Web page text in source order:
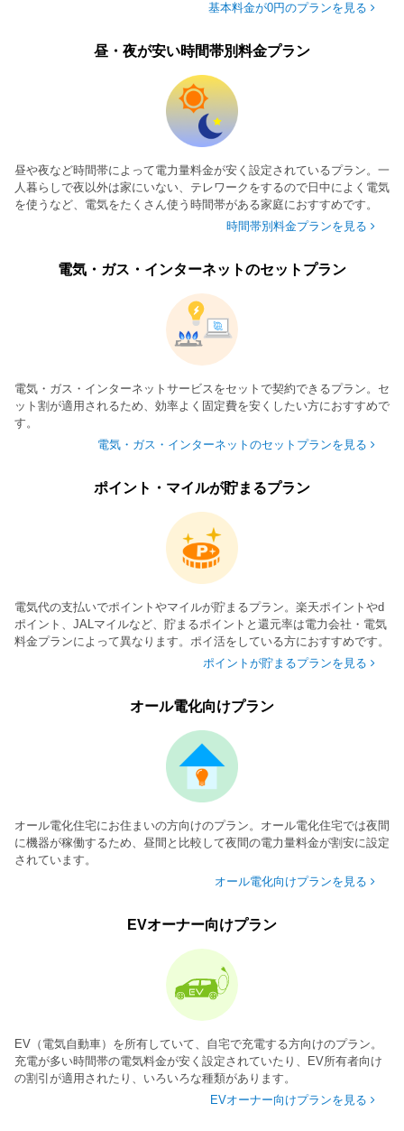
基本料金が0円のプランを見る
昼・夜が安い時間帯別料金プラン
昼や夜など時間帯によって電力量料金が安く設定されているプラン。一
人暮らしで夜以外は家にいない、テレワークをするので日中によく電気
を使うなど、電気をたくさん使う時間帯がある家庭におすすめです。
時間帯別料金プランを見る
電気・ガス・インターネットのセットプラン
電気・ガス・インターネットサービスをセットで契約できるプラン。セ
ット割が適用されるため、効率よく固定費を安くしたい方におすすめで
す。
電気・ガス・インターネットのセットプランを見る
ポイント・マイルが貯まるプラン
電気代の支払いでポイントやマイルが貯まるプラン。楽天ポイントやd
ポイント、JALマイルなど、貯まるポイントと還元率は電力会社・電気
料金プランによって異なります。ポイ活をしている方におすすめです。
ポイントが貯まるプランを見る
オール電化向けプラン
オール電化住宅にお住まいの方向けのプラン。オール電化住宅では夜間
に機器が稼働するため、昼間と比較して夜間の電力量料金が割安に設定
されています。
オール電化向けプランを見る
EVオーナー向けプラン
EV（電気自動車）を所有していて、自宅で充電する方向けのプラン。
充電が多い時間帯の電気料金が安く設定されていたり、EV所有者向け
の割引が適用されたり、いろいろな種類があります。
EVオーナー向けプランを見る